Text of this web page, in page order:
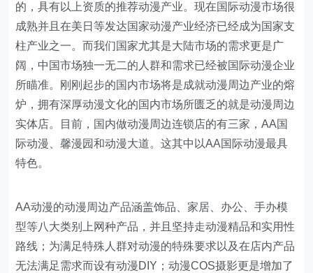
的，具有以上资质的推荐动漫产业。现在国际动漫市场很
成熟并且在美日等发达国家动漫产业经济已经成为国家支
柱产业之一。而我们国家尤其是大陆市场的需求更是广
阔，中国市场独一无二的人群和需求已经被国际动漫企业
所瞄准。刚刚起步的国内市场将是成就动漫周边产业的熔
炉，拥有深厚动漫文化的国内市场所匮乏的就是动漫周边
实体店。目前，国内做动漫周边连锁店的有三家，AA国
际动漫、馨漫园和动漫大道。这其中以AA国际动漫最具
特色。
AA动漫的动漫周边产品涵盖饰品、家居、办公、手办模
型等八大类别上网种产品，并且坚持走动漫精品和实用性
路线；为满足特殊人群对动漫的特殊要求以及在店内产品
无法满足需求而设有动漫DIY；动漫COS摄影更是增加了